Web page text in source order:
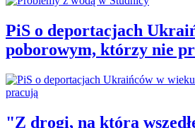
PiS o deportacjach
poborowym, którzy nie
"Z drogi, na którą